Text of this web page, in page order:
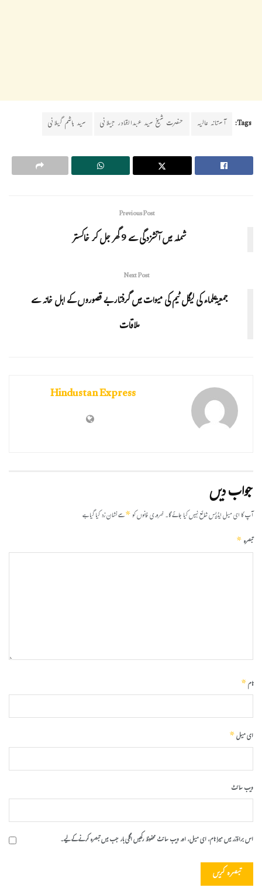
Tags: آستانہ عالیہ حضرت شیخ سید عبدالقادر جیلانی سید ہاشم گیلانی
Previous Post
شملہ میں آتشزدگی سے 9 گھر جل کر خاکستر
Next Post
جمعیۃعلماء کی لیگل ٹیم کی میوات میں گرفتار بے قصوروں کے اہل خانہ سے
ملاقات
Hindustan Express
جواب دیں
آپ کا ای میل ایڈریس شائع نہیں کیا جائے گا۔ضروری خانوں کو*سے نشان زد کیا گیا ہے
تبصرہ*
نام*
ای میل*
ویب‌ سائٹ
اس براؤزر میں میرا نام، ای میل، اور ویب سائٹ محفوظ رکھیں اگلی بار جب میں تبصرہ کرنے کےلیے۔